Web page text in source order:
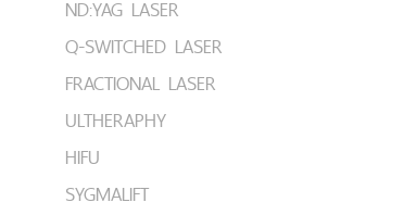
ND:YAG LASER
Q-SWITCHED LASER
FRACTIONAL LASER
ULTHERAPHY
HIFU
SYGMALIFT